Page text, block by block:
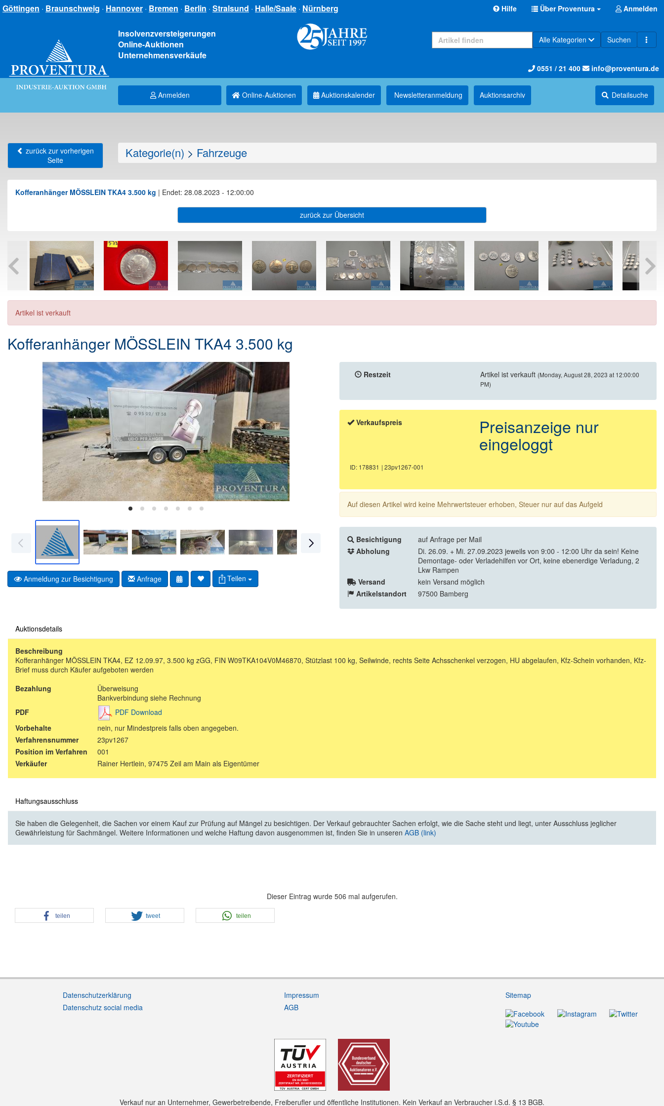
Göttingen · Braunschweig · Hannover · Bremen · Berlin · Stralsund · Halle/Saale · Nürnberg Hilfe Über Proventura Anmelden
Insolvenzversteigerungen
Online-Auktionen
Unternehmensverkäufe
Alle Kategorien Suchen
0551 / 21 400 info@proventura.de
Anmelden Online-Auktionen Auktionskalender Newsletter­anmeldung Auktions­archiv Detailsuche
zurück zur vorherigen
Seite
Kategorie(n) > Fahrzeuge
Kofferanhänger MÖSSLEIN TKA4 3.500 kg | Endet: 28.08.2023 - 12:00:00
zurück zur Übersicht
Artikel ist verkauft
Kofferanhänger MÖSSLEIN TKA4 3.500 kg
Anmeldung zur Besichtigung Anfrage Teilen
Restzeit Artikel ist verkauft (Monday, August 28, 2023 at 12:00:00
PM)
Verkaufspreis Preisanzeige nur
eingeloggt
ID: 178831 | 23pv1267-001
Auf diesen Artikel wird keine Mehrwertsteuer erhoben, Steuer nur auf das Aufgeld
Besichtigung
auf Anfrage per Mail
Abholung
Di. 26.09. + Mi. 27.09.2023 jeweils von 9:00 - 12:00 Uhr da sein! Keine
Demontage- oder Verladehilfen vor Ort, keine ebenerdige Verladung, 2
Lkw Rampen
Versand
kein Versand möglich
Artikelstandort
97500 Bamberg
Auktionsdetails
Beschreibung
Kofferanhänger MÖSSLEIN TKA4, EZ 12.09.97, 3.500 kg zGG, FIN W09TKA104V0M46870, Stützlast 100 kg, Seilwinde, rechts Seite Achsschenkel verzogen, HU abgelaufen, Kfz-Schein vorhanden, Kfz-
Brief muss durch Käufer aufgeboten werden
Bezahlung
Überweisung
Bankverbindung siehe Rechnung
PDF
PDF Download
Vorbehalte
nein, nur Mindestpreis falls oben angegeben.
Verfahrensnummer
23pv1267
Position im Verfahren
001
Verkäufer
Rainer Hertlein, 97475 Zeil am Main als Eigentümer
Haftungsausschluss
Sie haben die Gelegenheit, die Sachen vor einem Kauf zur Prüfung auf Mängel zu besichtigen. Der Verkauf gebrauchter Sachen erfolgt, wie die Sache steht und liegt, unter Ausschluss jeglicher
Gewährleistung für Sachmängel. Weitere Informationen und welche Haftung davon ausgenommen ist, finden Sie in unseren AGB (link)
Dieser Eintrag wurde 506 mal aufgerufen.
teilen tweet teilen
Datenschutzerklärung
Datenschutz social media
Impressum
AGB
Sitemap
Verkauf nur an Unternehmer, Gewerbetreibende, Freiberufler und öffentliche Institutionen. Kein Verkauf an Verbraucher i.S.d. § 13 BGB.